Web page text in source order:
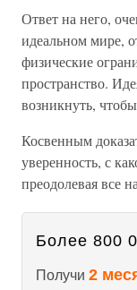
Ответ на него,
идеальном мире,
физические
пространство.
возникнуть,
Косвенным
уверенность, с
преодолевая все
Более 800
Получи 2